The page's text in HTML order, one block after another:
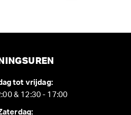
tot vrijdag:
& 12:30 - 17:00